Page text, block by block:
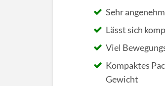
Sehr
Lässt sich
Viel
Kompaktes
Gewicht